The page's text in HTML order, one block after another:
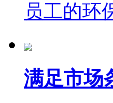
员工的环
满足市场